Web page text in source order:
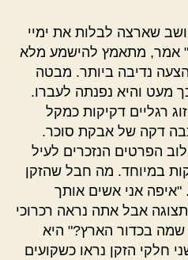
שארצה לבלות את ימיי
אמר, מתאמץ להישמע מלא
נדיבה ביותר. מבטה
מעט והיא נפנתה לעברו.
רגליים דקיקות כמקל
דקה של אבקת סוכר.
הפרטים הנזכרים לעיל
במיוחד. מה חבל שהזקן
אני אשים אותך
אבל אתה נראה רכרוכי
בכדור הארץ?" היא
חלקי הזקן נראו כשקועים